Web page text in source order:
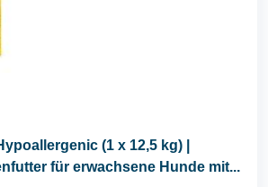
(1 x 12,5 kg) |
für erwachsene Hunde mit...